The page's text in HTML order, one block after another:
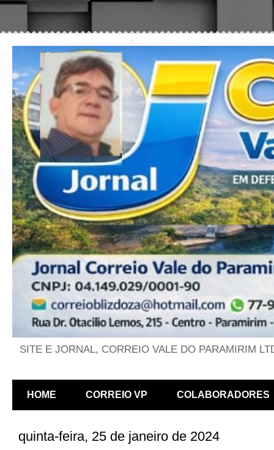
SITE E JORNAL, CORREIO VALE DO PARAMIRIM
HOME CORREIO VP COLABORADORES
quinta-feira, 25 de janeiro de 2024